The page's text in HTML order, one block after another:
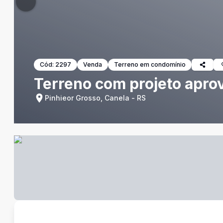
Cód: 2297 Venda Terreno em condomínio
Terreno com projeto
Pinhieor Grosso, Canela - RS